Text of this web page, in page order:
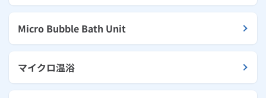
Micro Bubble Bath Unit
マイクロ温浴